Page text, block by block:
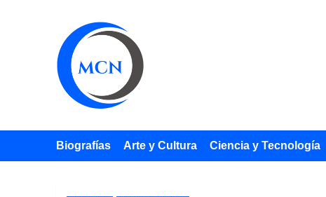
Biografías Arte y Cultura Ciencia y Tecnología